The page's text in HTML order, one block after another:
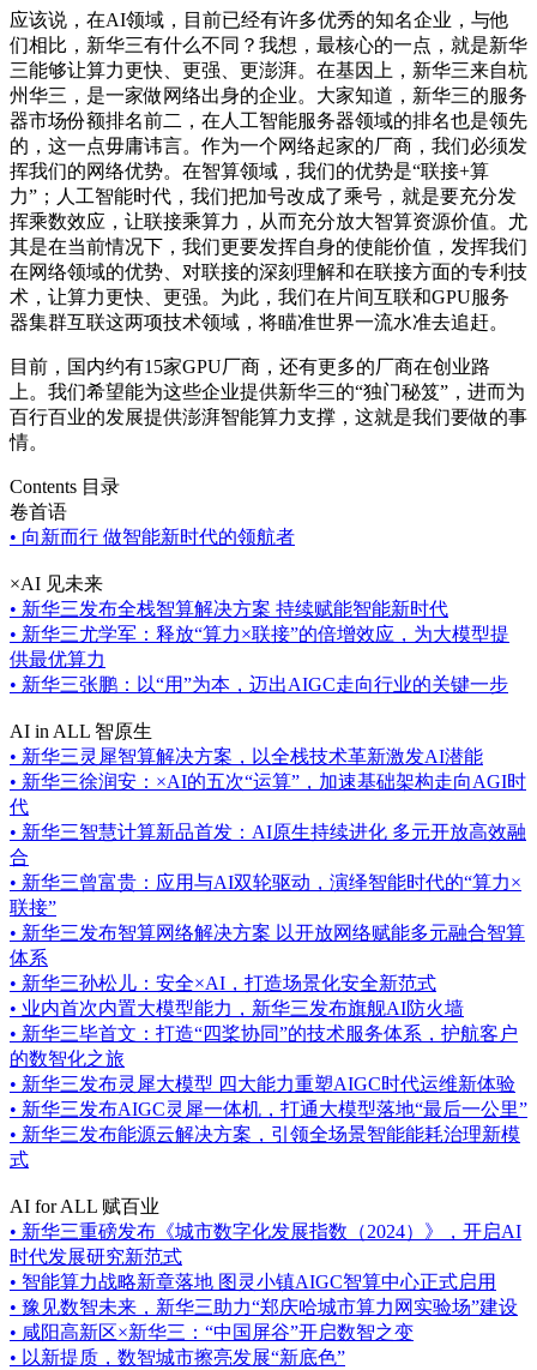
应该说，在AI领域，目前已经有许多优秀的知名企业，与他
们相比，新华三有什么不同？我想，最核心的一点，就是新华
三能够让算力更快、更强、更澎湃。在基因上，新华三来自杭
州华三，是一家做网络出身的企业。大家知道，新华三的服务
器市场份额排名前二，在人工智能服务器领域的排名也是领先
的，这一点毋庸讳言。作为一个网络起家的厂商，我们必须发
挥我们的网络优势。在智算领域，我们的优势是“联接+算
力”；人工智能时代，我们把加号改成了乘号，就是要充分发
挥乘数效应，让联接乘算力，从而充分放大智算资源价值。尤
其是在当前情况下，我们更要发挥自身的使能价值，发挥我们
在网络领域的优势、对联接的深刻理解和在联接方面的专利技
术，让算力更快、更强。为此，我们在片间互联和GPU服务
器集群互联这两项技术领域，将瞄准世界一流水准去追赶。
目前，国内约有15家GPU厂商，还有更多的厂商在创业路
上。我们希望能为这些企业提供新华三的“独门秘笈”，进而为
百行百业的发展提供澎湃智能算力支撑，这就是我们要做的事
情。
Contents 目录
卷首语
• 向新而行 做智能新时代的领航者
×AI 见未来
• 新华三发布全栈智算解决方案 持续赋能智能新时代
• 新华三尤学军：释放“算力×联接”的倍增效应，为大模型提
供最优算力
• 新华三张鹏：以“用”为本，迈出AIGC走向行业的关键一步
AI in ALL 智原生
• 新华三灵犀智算解决方案，以全栈技术革新激发AI潜能
• 新华三徐润安：×AI的五次“运算”，加速基础架构走向AGI时
代
• 新华三智慧计算新品首发：AI原生持续进化 多元开放高效融
合
• 新华三曾富贵：应用与AI双轮驱动，演绎智能时代的“算力×
联接”
• 新华三发布智算网络解决方案 以开放网络赋能多元融合智算
体系
• 新华三孙松儿：安全×AI，打造场景化安全新范式
• 业内首次内置大模型能力，新华三发布旗舰AI防火墙
• 新华三毕首文：打造“四桨协同”的技术服务体系，护航客户
的数智化之旅
• 新华三发布灵犀大模型 四大能力重塑AIGC时代运维新体验
• 新华三发布AIGC灵犀一体机，打通大模型落地“最后一公里”
• 新华三发布能源云解决方案，引领全场景智能能耗治理新模
式
AI for ALL 赋百业
• 新华三重磅发布《城市数字化发展指数（2024）》，开启AI
时代发展研究新范式
• 智能算力战略新章落地 图灵小镇AIGC智算中心正式启用
• 豫见数智未来，新华三助力“郑庆哈城市算力网实验场”建设
• 咸阳高新区×新华三：“中国屏谷”开启数智之变
• 以新提质，数智城市擦亮发展“新底色”